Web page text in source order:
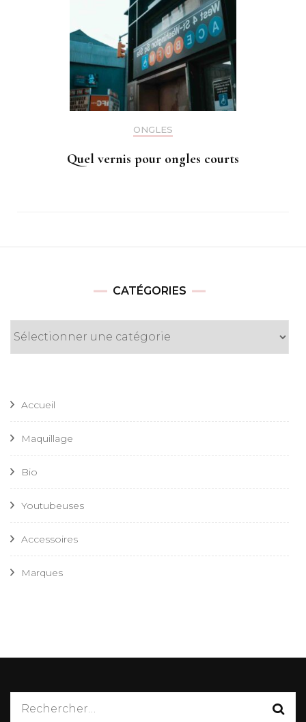
ONGLES
Quel vernis pour ongles courts
CATÉGORIES
Accueil
Maquillage
Bio
Youtubeuses
Accessoires
Marques
Rechercher :